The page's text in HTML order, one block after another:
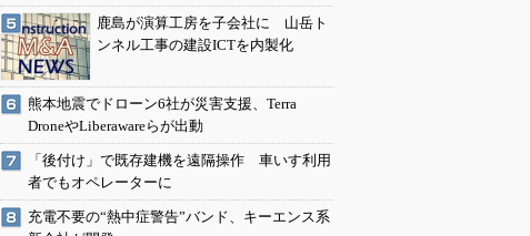
鹿島が演算工房を子会社に 山岳ト
ンネル工事の建設ICTを内製化
熊本地震でドローン6社が災害支援、Terra
DroneやLiberawareらが出動
「後付け」で既存建機を遠隔操作 車いす利用
者でもオペレーターに
充電不要の“熱中症警告”バンド、キーエンス系